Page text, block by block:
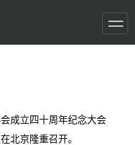
成立四十周年纪念大会
北京隆重召开。